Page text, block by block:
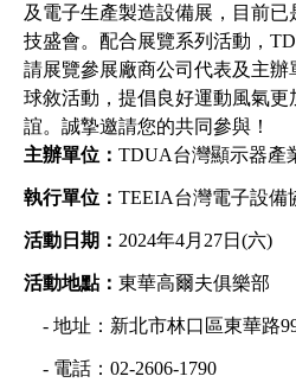
及電子生產製造設備展，目前
技盛會。配合展覽系列活動，
請展覽參展廠商公司代表及主
球敘活動，提倡良好運動風氣
誼。誠摯邀請您的共同參與！
主辦單位： TDUA台灣顯示器產
執行單位： TEEIA台灣電子設備
活動日期： 2024年4月27日(六)
活動地點： 東華高爾夫俱樂部
- 地址：新北市林口區東華路
- 電話：02-2606-1790